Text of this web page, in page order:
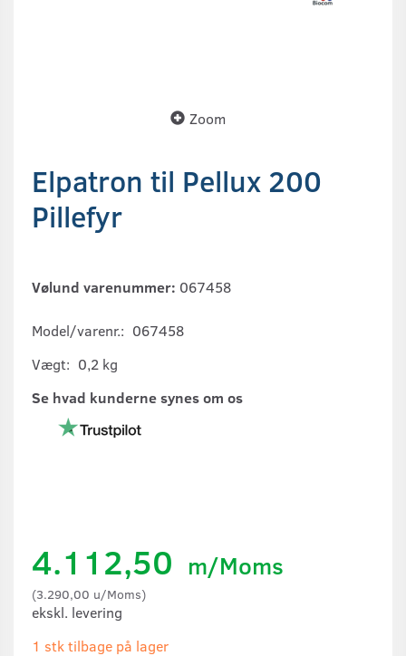
Zoom
Elpatron til Pellux 200
Pillefyr
Vølund varenummer: 067458
Model/varenr.: 067458
Vægt: 0,2 kg
Se hvad kunderne synes om os
4.112,50 m/Moms
(3.290,00 u/Moms)
ekskl. levering
1 stk tilbage på lager